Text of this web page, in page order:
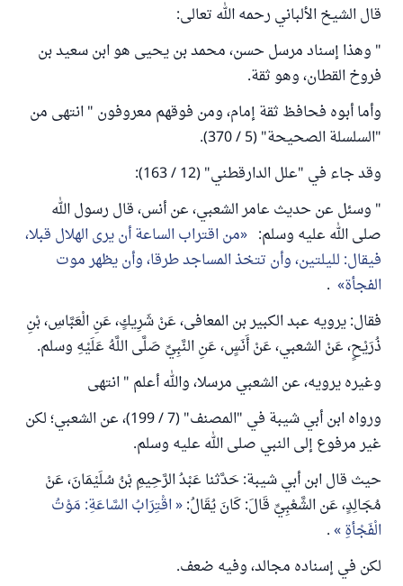
قال الشيخ الألباني رحمه الله تعالى:
" وهذا إسناد مرسل حسن، محمد بن يحيى هو ابن سعيد بن
فروخ القطان، وهو ثقة.
وأما أبوه فحافظ ثقة إمام، ومن فوقهم معروفون " انتهى من
"السلسلة الصحيحة" (5 / 370).
وقد جاء في "علل الدارقطني" (12 / 163):
" وسئل عن حديث عامر الشعبي، عن أنس، قال رسول الله
صلى الله عليه وسلم:
من اقتراب الساعة أن يرى الهلال قبلا،
فيقال: لليلتين، وأن تتخذ المساجد طرقا، وأن يظهر موت
الفجأة .
فقال: يرويه عبد الكبير بن المعافى، عَنْ شَرِيكٍ، عَنِ الْعَبَّاسِ، بْنِ
ذُرَيْحٍ، عَنْ الشعبي، عَنْ أَنَسٍ، عَنِ النَّبِيِّ صَلَّى اللَّهُ عَلَيْهِ وسلم.
وغيره يرويه، عن الشعبي مرسلا، والله أعلم " انتهى
ورواه ابن أبي شيبة في "المصنف" (7 / 199)، عن الشعبي؛ لكن
غير مرفوع إلى النبي صلى الله عليه وسلم.
حيث قال ابن أبي شيبة: حَدَّثنا عَبْدُ الرَّحِيمِ بْنُ سُلَيْمَانَ، عَنْ
مُجَالِدٍ، عَن الشَّعْبِيِّ قَالَ: كَانَ يُقَالُ: اقْتِرَابُ السَّاعَةِ: مَوْتُ
الْفَجْأةِ .
لكن في إسناده مجالد، وفيه ضعف.